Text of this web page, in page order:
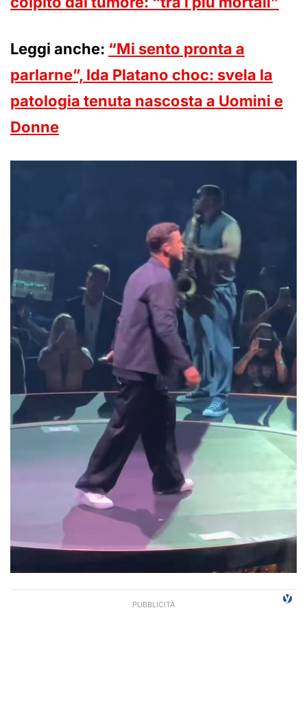
Leggi anche: “Mi sento pronta a
parlarne”, Ida Platano choc: svela la
patologia tenuta nascosta a Uomini e
Donne